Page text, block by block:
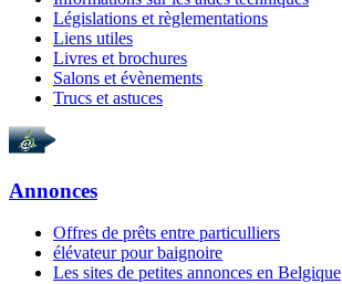
Législations et règlementations
Liens utiles
Livres et brochures
Salons et évènements
Trucs et astuces
Annonces
Offres de prêts entre particulliers
élévateur pour baignoire
Les sites de petites annonces en Belgique